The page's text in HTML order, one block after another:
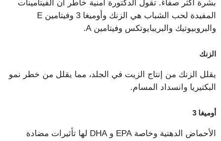
بشرة أكثر صفاءً. تقول الدكتورة أمنية خاطر أن الفيتامينات
المفيدة لحب الشباب هي الزنك وأوميغا 3 وفيتامين E
والبروبيوتيك والبريبايوتكس وفيتامين A.
الزنك
يقلل الزنك من إنتاج الزيت في الجلد، مما يقلل من خطر نمو
البكتيريا وانسداد المسام.
أوميغا 3
الأحماض الدهنية وخاصة EPA و DHA لها تأثيرات مضادة